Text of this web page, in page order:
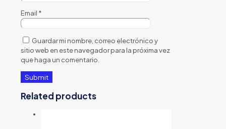
Email *
Guardar mi nombre, correo electrónico y
sitio web en este navegador para la próxima vez
que haga un comentario.
Related products